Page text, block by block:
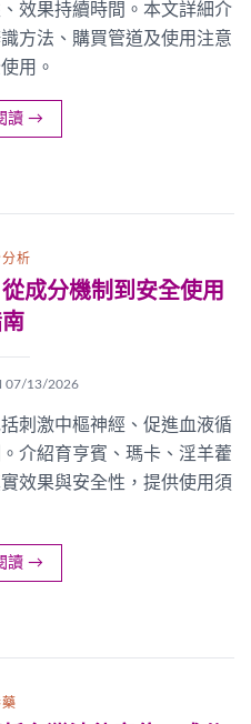
效果持續時間。本文詳細介
方法、購買管道及使用注意
用。
讀 →
分析
成分機制到安全使用
07/13/2026
刺激中樞神經、促進血液循
介紹育亨賓、瑪卡、淫羊藿
效果與安全性，提供使用須
讀 →